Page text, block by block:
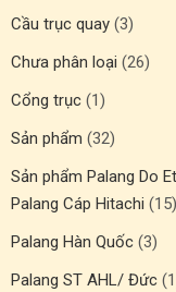
Cầu trục quay (3)
Chưa phân loại (26)
Cổng trục (1)
Sản phẩm (32)
Sản phẩm Palang Do
Palang Cáp Hitachi (15)
Palang Hàn Quốc (3)
Palang ST AHL/ Đức